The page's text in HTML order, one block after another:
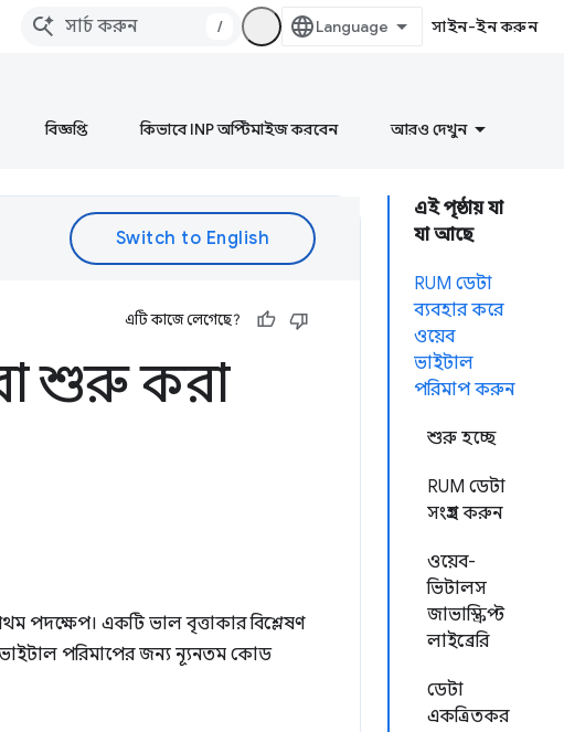
/ সাইন-ইন করুন
বিজ্ঞপ্তি কিভাবে INP অপ্টিমাইজ করবেন আরও দেখুন
এই পৃষ্ঠায় যা
যা আছে
RUM ডেটা
ব্যবহার করে
ওয়েব
ভাইটাল
পরিমাপ করুন
শুরু হচ্ছে
RUM ডেটা
সংগ্রহ করুন
ওয়েব-
ভিটালস
জাভাস্ক্রিপ্ট
লাইব্রেরি
ডেটা
একত্রিতকর
এটি কাজে লেগেছে?
শুরু করা
পদক্ষেপ। একটি ভাল বৃত্তাকার বিশ্লেষণ
ভাইটাল পরিমাপের জন্য ন্যূনতম কোড